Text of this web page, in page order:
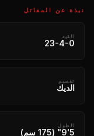
نبذة عن المقاتل
القيد
23-4-0
تقسيم
الديك
الطول
5'9" (175 سم)